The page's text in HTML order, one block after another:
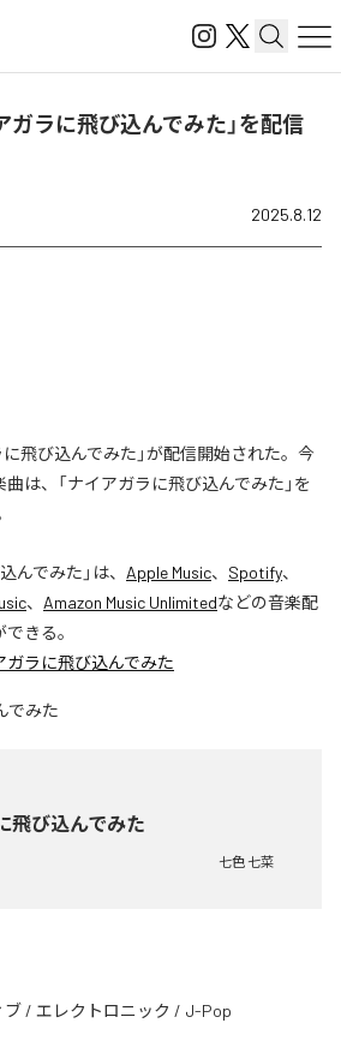
ガラに飛び込んでみた」を配信
2025.8.12
飛び込んでみた」が配信開始された。今
は、「ナイアガラに飛び込んでみた」を
んでみた 」は、 Apple Music、 Spotify、
、 Amazon Music Unlimitedなどの音楽配
きる。
ガラに飛び込んでみた
飛び込んでみた
七色 七菜
ブ / エレクトロニック / J-Pop